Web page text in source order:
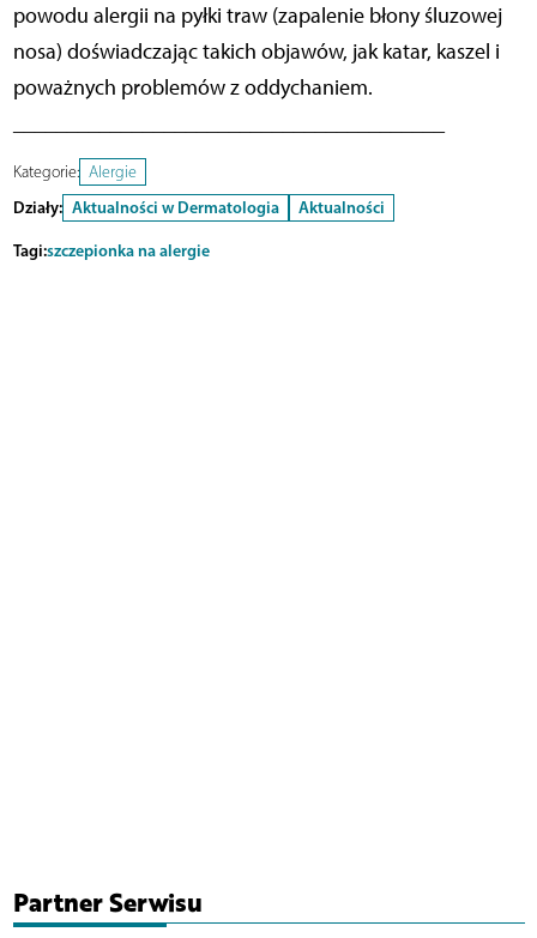
powodu alergii na pyłki traw (zapalenie błony śluzowej
nosa) doświadczając takich objawów, jak katar, kaszel i
poważnych problemów z oddychaniem.
Kategorie: Alergie
Działy: Aktualności w Dermatologia
Aktualności
Tagi:szczepionka na alergie
Partner Serwisu